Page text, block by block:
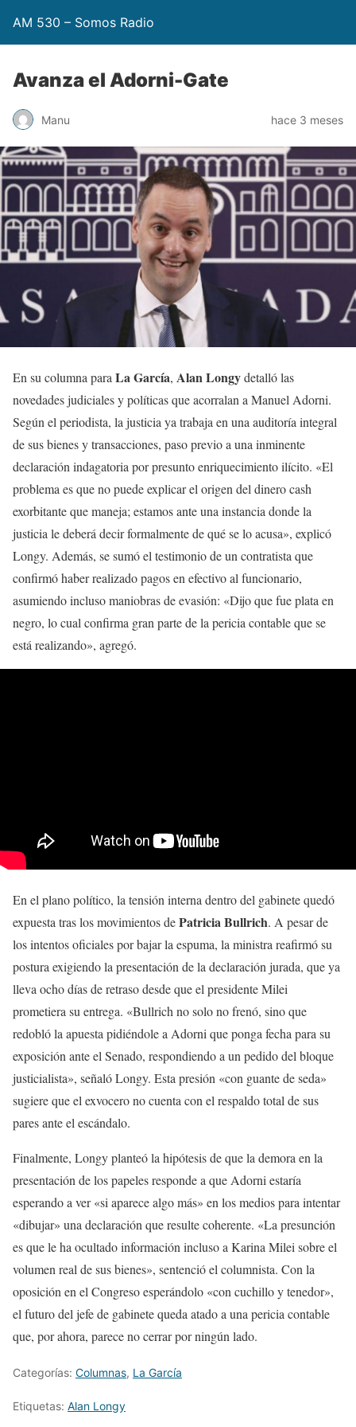
AM 530 – Somos Radio
Avanza el Adorni-Gate
Manu hace 3 meses
En su columna para La García, Alan Longydetalló las
novedades judiciales y políticas que acorralan a Manuel Adorni.
Según el periodista, la justicia ya trabaja en una auditoría integral
de sus bienes y transacciones, paso previo a una inminente
declaración indagatoria por presunto enriquecimiento ilícito. «El
problema es que no puede explicar el origen del dinero cash
exorbitante que maneja; estamos ante una instancia donde la
justicia le deberá decir formalmente de qué se lo acusa», explicó
Longy. Además, se sumó el testimonio de un contratista que
confirmó haber realizado pagos en efectivo al funcionario,
asumiendo incluso maniobras de evasión: «Dijo que fue plata en
negro, lo cual confirma gran parte de la pericia contable que se
está realizando», agregó.
En el plano político, la tensión interna dentro del gabinete quedó
expuesta tras los movimientos dePatricia Bullrich. A pesar de
los intentos oficiales por bajar la espuma, la ministra reafirmó su
postura exigiendo la presentación de la declaración jurada, que ya
lleva ocho días de retraso desde que el presidente Milei
prometiera su entrega. «Bullrich no solo no frenó, sino que
redobló la apuesta pidiéndole a Adorni que ponga fecha para su
exposición ante el Senado, respondiendo a un pedido del bloque
justicialista», señaló Longy. Esta presión «con guante de seda»
sugiere que el exvocero no cuenta con el respaldo total de sus
pares ante el escándalo.
Finalmente, Longy planteó la hipótesis de que la demora en la
presentación de los papeles responde a que Adorni estaría
esperando a ver «si aparece algo más» en los medios para intentar
«dibujar» una declaración que resulte coherente. «La presunción
es que le ha ocultado información incluso a Karina Milei sobre el
volumen real de sus bienes», sentenció el columnista. Con la
oposición en el Congreso esperándolo «con cuchillo y tenedor»,
el futuro del jefe de gabinete queda atado a una pericia contable
que, por ahora, parece no cerrar por ningún lado.
Categorías: Columnas, La García
Etiquetas: Alan Longy